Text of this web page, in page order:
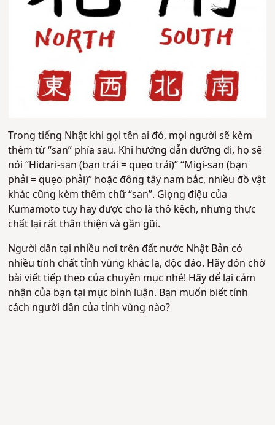
Trong tiếng Nhật khi gọi tên ai đó, mọi người sẽ kèm
thêm từ “san” phía sau. Khi hướng dẫn đường đi, họ sẽ
nói “Hidari-san (bạn trái = quẹo trái)” “Migi-san (bạn
phải = quẹo phải)” hoặc đông tây nam bắc, nhiều đồ vật
khác cũng kèm thêm chữ “san”. Giọng điệu của
Kumamoto tuy hay được cho là thô kệch, nhưng thực
chất lại rất thân thiện và gần gũi.
Người dân tại nhiều nơi trên đất nước Nhật Bản có
nhiều tính chất tỉnh vùng khác lạ, độc đáo. Hãy đón chờ
bài viết tiếp theo của chuyên mục nhé! Hãy để lại cảm
nhận của bạn tại mục bình luận. Bạn muốn biết tính
cách người dân của tỉnh vùng nào?